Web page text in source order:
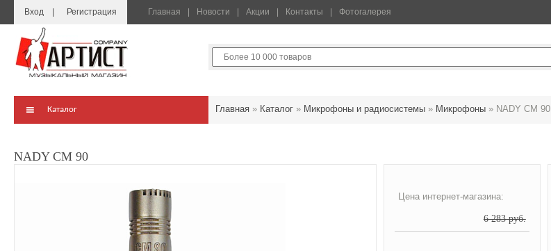
Вход Регистрация Главная Новости Акции Контакты Фотогалерея
Каталог Главная » Каталог » Микрофоны и радиосистемы » Микрофоны » NADY CM 90
NADY CM 90
Цена интернет-магазина:
6 283 руб.